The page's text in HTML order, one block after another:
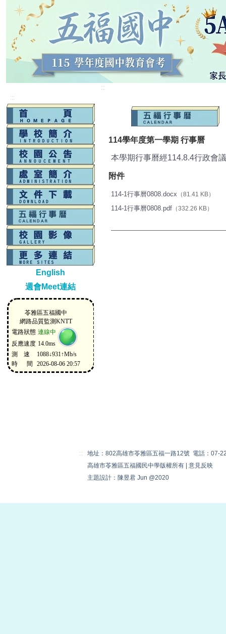
:::
English
週會Meet連結
:::
114學年度第一學期 行事曆
本學期行事曆經114.8.4行政會
附件
114-1行事曆0808.docx （81.41 KB）
114-1行事曆0808.pdf （332.26 KB）
:::
地址：802高雄市苓雅區五福一路12號 電話：07-
高雄市苓雅區五福國民中學版權所有 | 意見反映
主題設計：陳昱君 Jun @2020